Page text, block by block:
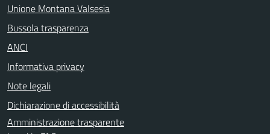
Unione Montana Valsesia
Bussola trasparenza
ANCI
Informativa privacy
Note legali
Dichiarazione di accessibilità
Amministrazione trasparente